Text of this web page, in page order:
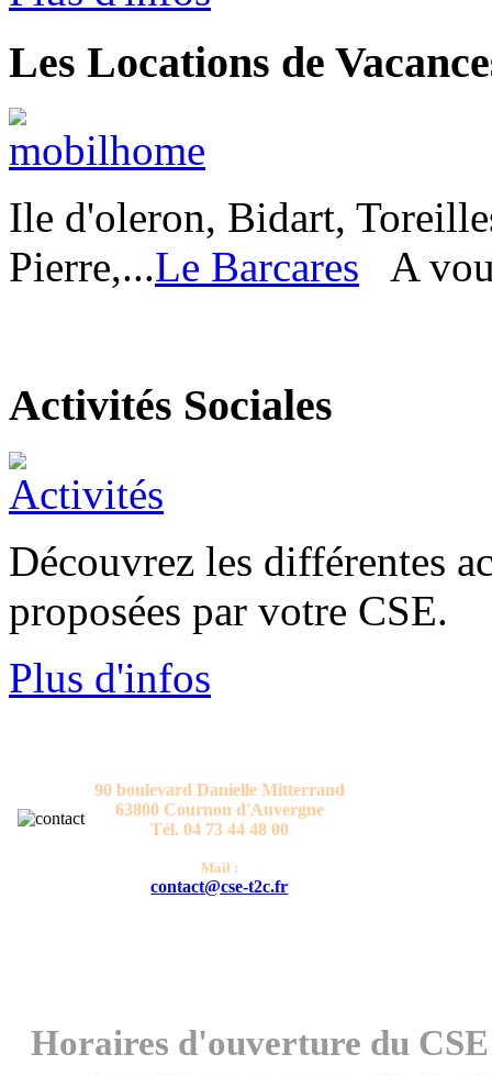
Les Locations de
Ile d'oleron, Bidart,
Pierre,...Le Barcares A
Activités Sociales
Découvrez les différentes
proposées par votre CSE.
Plus d'infos
90 boulevard Danielle Mitterrand
63800 Cournon d'Auvergne
Tél. 04 73 44 48 00
Mail :
contact@cse-t2c.fr
Horaires d'ouverture du